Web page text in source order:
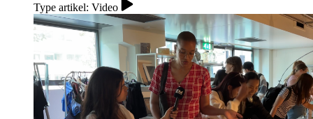
Type artikel: Video